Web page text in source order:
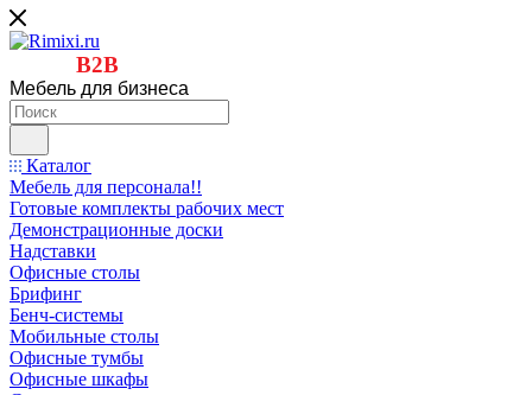
B2B
Мебель для бизнеса
Каталог
Мебель для персонала!!
Готовые комплекты рабочих мест
Демонстрационные доски
Надставки
Офисные столы
Брифинг
Бенч-системы
Мобильные столы
Офисные тумбы
Офисные шкафы